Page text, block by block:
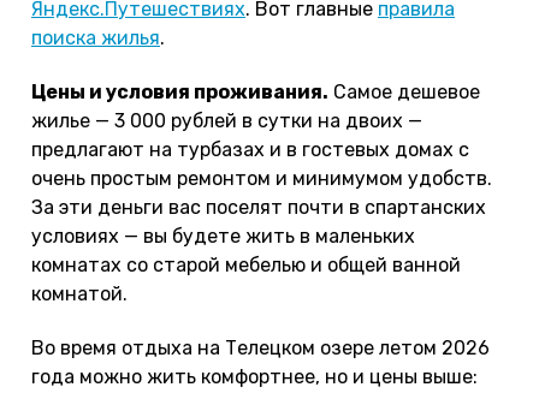
Яндекс.Путешествиях. Вот главные правила
поиска жилья.
Цены и условия проживания. Самое дешевое
жилье — 3 000 рублей в сутки на двоих —
предлагают на турбазах и в гостевых домах с
очень простым ремонтом и минимумом удобств.
За эти деньги вас поселят почти в спартанских
условиях — вы будете жить в маленьких
комнатах со старой мебелью и общей ванной
комнатой.
Во время отдыха на Телецком озере летом 2026
года можно жить комфортнее, но и цены выше: